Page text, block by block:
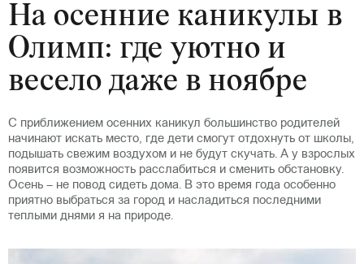
На осенние каникулы в
Олимп: где уютно и
весело даже в ноябре
С приближением осенних каникул большинство родителей
начинают искать место, где дети смогут отдохнуть от школы,
подышать свежим воздухом и не будут скучать. А у взрослых
появится возможность расслабиться и сменить обстановку.
Осень – не повод сидеть дома. В это время года особенно
приятно выбраться за город и насладиться последними
теплыми днями я на природе.